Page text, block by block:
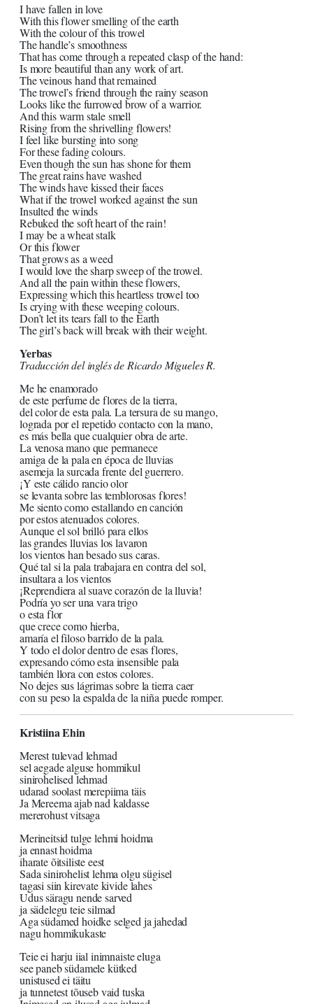
I have fallen in love
With this flower smelling of the earth
With the colour of this trowel
The handle’s smoothness
That has come through a repeated clasp of the hand:
Is more beautiful than any work of art.
The veinous hand that remained
The trowel’s friend through the rainy season
Looks like the furrowed brow of a warrior.
And this warm stale smell
Rising from the shrivelling flowers!
I feel like bursting into song
For these fading colours.
Even though the sun has shone for them
The great rains have washed
The winds have kissed their faces
What if the trowel worked against the sun
Insulted the winds
Rebuked the soft heart of the rain!
I may be a wheat stalk
Or this flower
That grows as a weed
I would love the sharp sweep of the trowel.
And all the pain within these flowers,
Expressing which this heartless trowel too
Is crying with these weeping colours.
Don’t let its tears fall to the Earth
The girl’s back will break with their weight.
Yerbas
Traducción del inglés de Ricardo Migueles R.
Me he enamorado
de este perfume de flores de la tierra,
del color de esta pala. La tersura de su mango,
lograda por el repetido contacto con la mano,
es más bella que cualquier obra de arte.
La venosa mano que permanece
amiga de la pala en época de lluvias
asemeja la surcada frente del guerrero.
¡Y este cálido rancio olor
se levanta sobre las temblorosas flores!
Me siento como estallando en canción
por estos atenuados colores.
Aunque el sol brilló para ellos
las grandes lluvias los lavaron
los vientos han besado sus caras.
Qué tal si la pala trabajara en contra del sol,
insultara a los vientos
¡Reprendiera al suave corazón de la lluvia!
Podría yo ser una vara trigo
o esta flor
que crece como hierba,
amaría el filoso barrido de la pala.
Y todo el dolor dentro de esas flores,
expresando cómo esta insensible pala
también llora con estos colores.
No dejes sus lágrimas sobre la tierra caer
con su peso la espalda de la niña puede romper.
Kristiina Ehin
Merest tulevad lehmad
sel aegade alguse hommikul
sinirohelised lehmad
udarad soolast merepiima täis
Ja Mereema ajab nad kaldasse
mererohust vitsaga
Merineitsid tulge lehmi hoidma
ja ennast hoidma
iharate õitsiliste eest
Sada sinirohelist lehma olgu sügisel
tagasi siin kirevate kivide lahes
Udus säragu nende sarved
ja sädelegu teie silmad
Aga südamed hoidke selged ja jahedad
nagu hommikukaste
Teie ei harju iial inimnaiste eluga
see paneb südamele kütked
unistused ei täitu
ja tunnetest tõuseb vaid tuska